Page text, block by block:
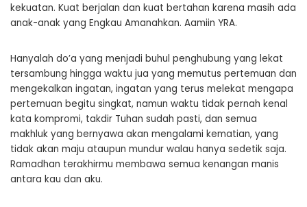
kekuatan. Kuat berjalan dan kuat bertahan karena masih ada
anak-anak yang Engkau Amanahkan. Aamiin YRA.
Hanyalah do’a yang menjadi buhul penghubung yang lekat
tersambung hingga waktu jua yang memutus pertemuan dan
mengekalkan ingatan, ingatan yang terus melekat mengapa
pertemuan begitu singkat, namun waktu tidak pernah kenal
kata kompromi, takdir Tuhan sudah pasti, dan semua
makhluk yang bernyawa akan mengalami kematian, yang
tidak akan maju ataupun mundur walau hanya sedetik saja.
Ramadhan terakhirmu membawa semua kenangan manis
antara kau dan aku.